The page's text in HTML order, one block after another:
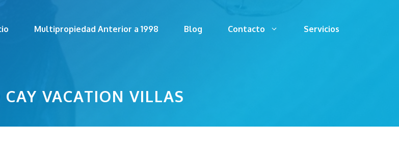
Multipropiedad Anterior a 1998 Blog Contacto Servicios
CAY VACATION VILLAS